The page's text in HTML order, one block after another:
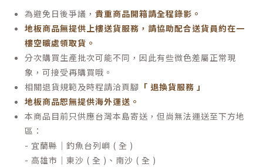
為避免日後爭議， 貴重商品開箱請全程錄影。
地板商品無提供上樓送貨服務，請協助配合送貨員約在一
樓空曠處領取貨。
分次購買生產批次可能不同，因此有些微色差屬正常現
象，可接受再購買哦。
相關退貨規範及時程請洽頁腳 「 退換貨服務 」
地板商品恕無提供海外運送。
本商品目前只供應台灣本島寄送，但尚無法運送至下方地
區：
- 宜蘭縣｜釣魚台列嶼 ( 全 )
- 高雄市｜東沙 ( 全 )、南沙 ( 全 )